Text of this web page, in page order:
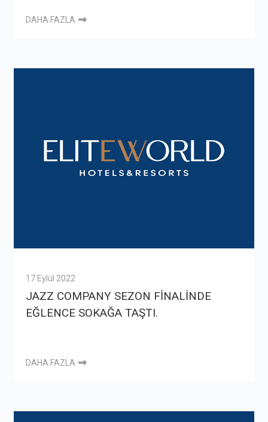
DAHA FAZLA
17 Eylül 2022
JAZZ COMPANY SEZON FİNALİNDE
EĞLENCE SOKAĞA TAŞTI.
DAHA FAZLA